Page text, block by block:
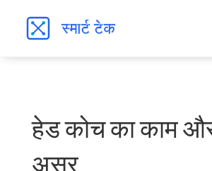
हेड कोच का काम
असर